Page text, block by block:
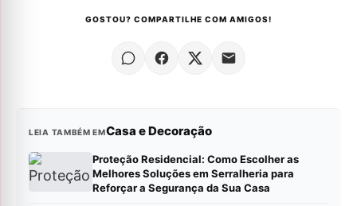
GOSTOU? COMPARTILHE COM AMIGOS!
LEIA TAMBÉM EMCasa e Decoração
Proteção Residencial: Como Escolher as
Melhores Soluções em Serralheria para
Reforçar a Segurança da Sua Casa